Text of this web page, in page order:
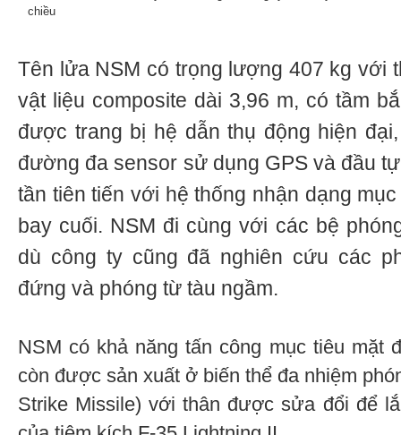
chiều
Tên lửa NSM có trọng lượng 407 kg với
vật liệu composite dài 3,96 m, có tầm
được trang bị hệ dẫn thụ động hiện
đường đa sensor sử dụng GPS và đầu
tần tiên tiến với hệ thống nhận dạng
bay cuối. NSM đi cùng với các bệ
dù công ty cũng đã nghiên cứu các
đứng và phóng từ tàu ngầm.
NSM có khả năng tấn công mục tiêu mặt
còn được sản xuất ở biến thể đa nhiệm
Strike Missile) với thân được sửa đổi để